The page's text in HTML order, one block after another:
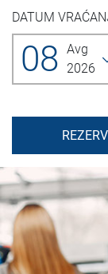
DATUM
08 Avg
2026